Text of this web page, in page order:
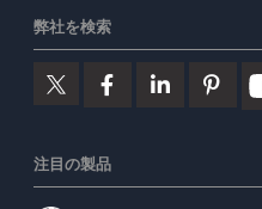
弊社を検索
注目の製品